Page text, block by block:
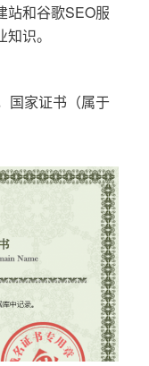
站和谷歌SEO服
识。
国家证书（属于